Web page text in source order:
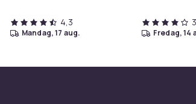
4,3
mandag, 17 aug. fredag, 14